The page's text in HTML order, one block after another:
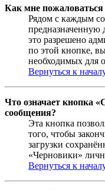
Как мне
Рядом с каждым
предназначенную
это разрешено
по этой кнопке,
необходимых для
Вернуться к
Что означает кнопка
сообщения?
Эта кнопка
того, чтобы
загрузки
«Черновики»
Вернуться к